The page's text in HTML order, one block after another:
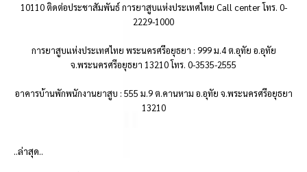
10110 ติดต่อประชาสัมพันธ์ การยาสูบแห่งประเทศไทย Call center โทร. 0-
2229-1000
การยาสูบแห่งประเทศไทย พระนครศรีอยุธยา : 999 ม.4 ต.อุทัย อ.อุทัย
จ.พระนครศรีอยุธยา 13210 โทร. 0-3535-2555
อาคารบ้านพักพนักงานยาสูบ : 555 ม.9 ต.คานหาม อ.อุทัย จ.พระนครศรีอยุธยา
13210
..ล่าสุด..